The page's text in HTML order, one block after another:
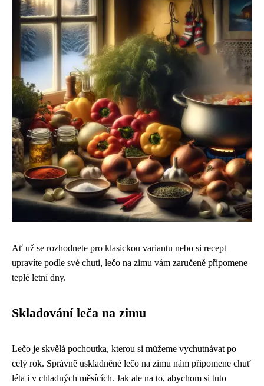
Ať už se rozhodnete pro klasickou variantu nebo si recept
upravíte podle své chuti, lečo na zimu vám zaručeně připomene
teplé letní dny.
Skladování leča na zimu
Lečo je skvělá pochoutka, kterou si můžeme vychutnávat po
celý rok. Správně uskladněné lečo na zimu nám připomene chuť
léta i v chladných měsících. Jak ale na to, abychom si tuto